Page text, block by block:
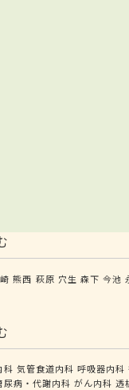
熊西 萩原 穴生 森下 今池
科 気管食道内科 呼吸器内科
尿病・代謝内科 がん内科 透